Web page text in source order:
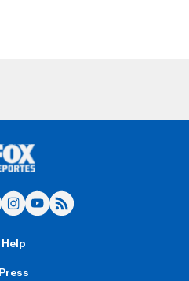
Help
Press